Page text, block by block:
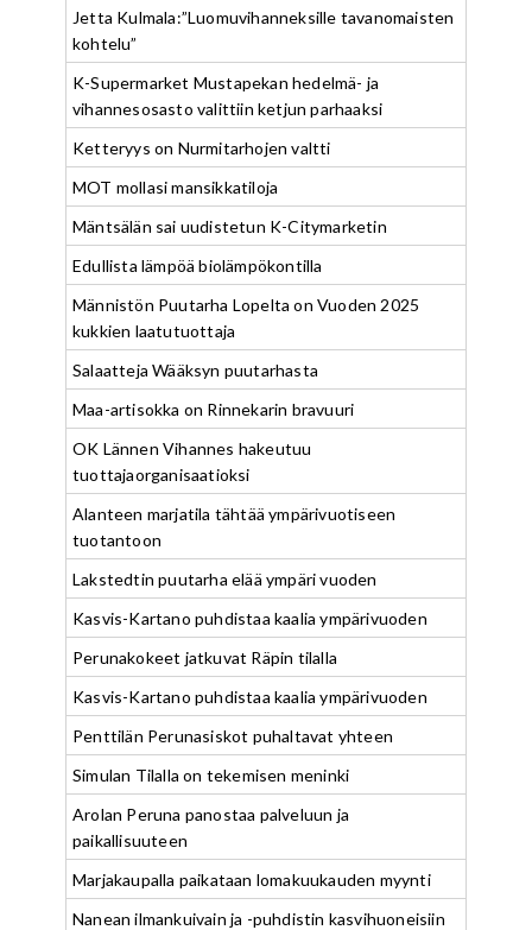
Jetta Kulmala:”Luomuvihanneksille tavanomaisten
kohtelu”
K-Supermarket Mustapekan hedelmä- ja
vihannesosasto valittiin ketjun parhaaksi
Ketteryys on Nurmitarhojen valtti
MOT mollasi mansikkatiloja
Mäntsälän sai uudistetun K-Citymarketin
Edullista lämpöä biolämpökontilla
Männistön Puutarha Lopelta on Vuoden 2025
kukkien laatutuottaja
Salaatteja Wääksyn puutarhasta
Maa-artisokka on Rinnekarin bravuuri
OK Lännen Vihannes hakeutuu
tuottajaorganisaatioksi
Alanteen marjatila tähtää ympärivuotiseen
tuotantoon
Lakstedtin puutarha elää ympäri vuoden
Kasvis-Kartano puhdistaa kaalia ympärivuoden
Perunakokeet jatkuvat Räpin tilalla
Kasvis-Kartano puhdistaa kaalia ympärivuoden
Penttilän Perunasiskot puhaltavat yhteen
Simulan Tilalla on tekemisen meninki
Arolan Peruna panostaa palveluun ja
paikallisuuteen
Marjakaupalla paikataan lomakuukauden myynti
Nanean ilmankuivain ja -puhdistin kasvihuoneisiin